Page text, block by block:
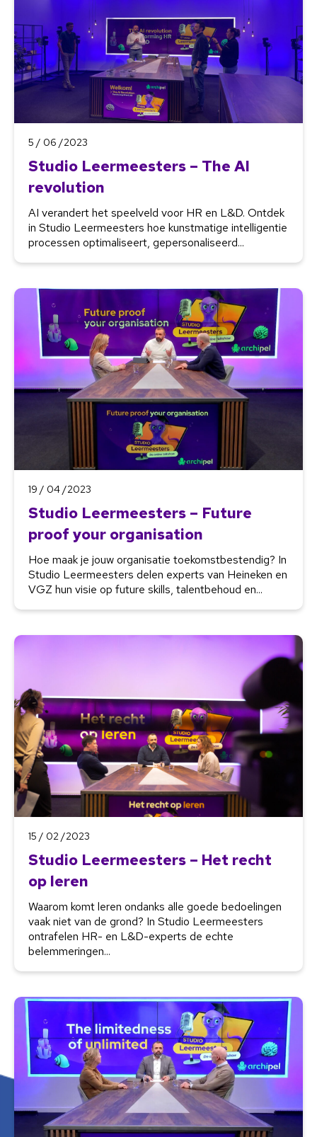
5 / 06 /2023
Studio Leermeesters – The AI
revolution
AI verandert het speelveld voor HR en L&D. Ontdek
in Studio Leermeesters hoe kunstmatige intelligentie
processen optimaliseert, gepersonaliseerd...
19 / 04 /2023
Studio Leermeesters – Future
proof your organisation
Hoe maak je jouw organisatie toekomstbestendig? In
Studio Leermeesters delen experts van Heineken en
VGZ hun visie op future skills, talentbehoud en...
15 / 02 /2023
Studio Leermeesters – Het recht
op leren
Waarom komt leren ondanks alle goede bedoelingen
vaak niet van de grond? In Studio Leermeesters
ontrafelen HR- en L&D-experts de echte
belemmeringen...